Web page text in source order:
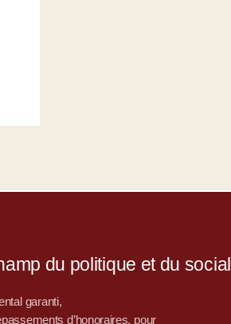
du politique et du social
garanti,
d’honoraires, pour